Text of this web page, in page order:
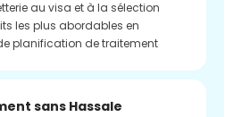
au visa et à la sélection
les plus abordables en
planification de traitement
sans Hassale